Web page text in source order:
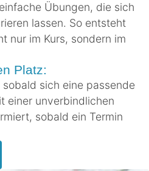
Übungen, die sich
lassen. So entsteht
nur im Kurs, sondern im
Platz:
sich eine passende
einer unverbindlichen
sobald ein Termin